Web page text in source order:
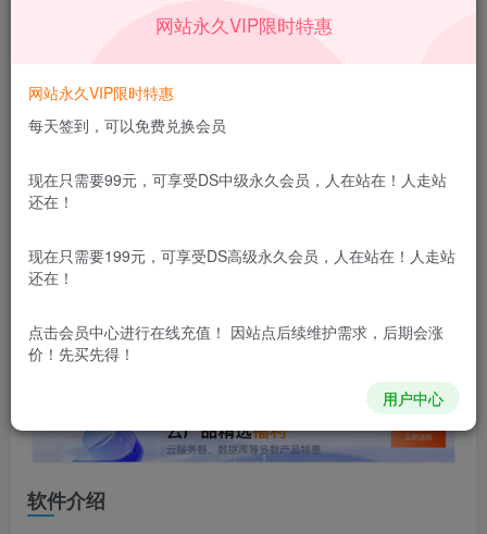
360极速浏览器X v22.1.1019.64 绿色便携版
此内容为免费资源，请登录后查看
更新及时
本站所有内容来自互联网收集，仅供用于学习和交流，请勿用
用途。如有侵权、不妥之处，请第一时间联系我们删除！Q群：
软件介绍
网站永久VIP限时特惠
网站永久VIP限时特惠
每天签到，可以免费兑换会员
现在只需要99元，可享受DS中级永久会员，人在站在！人走站
还在！
现在只需要199元，可享受DS高级永久会员，人在站在！人走站
还在！
点击会员中心进行在线充值！ 因站点后续维护需求，后期会涨
价！先买先得！
用户中心